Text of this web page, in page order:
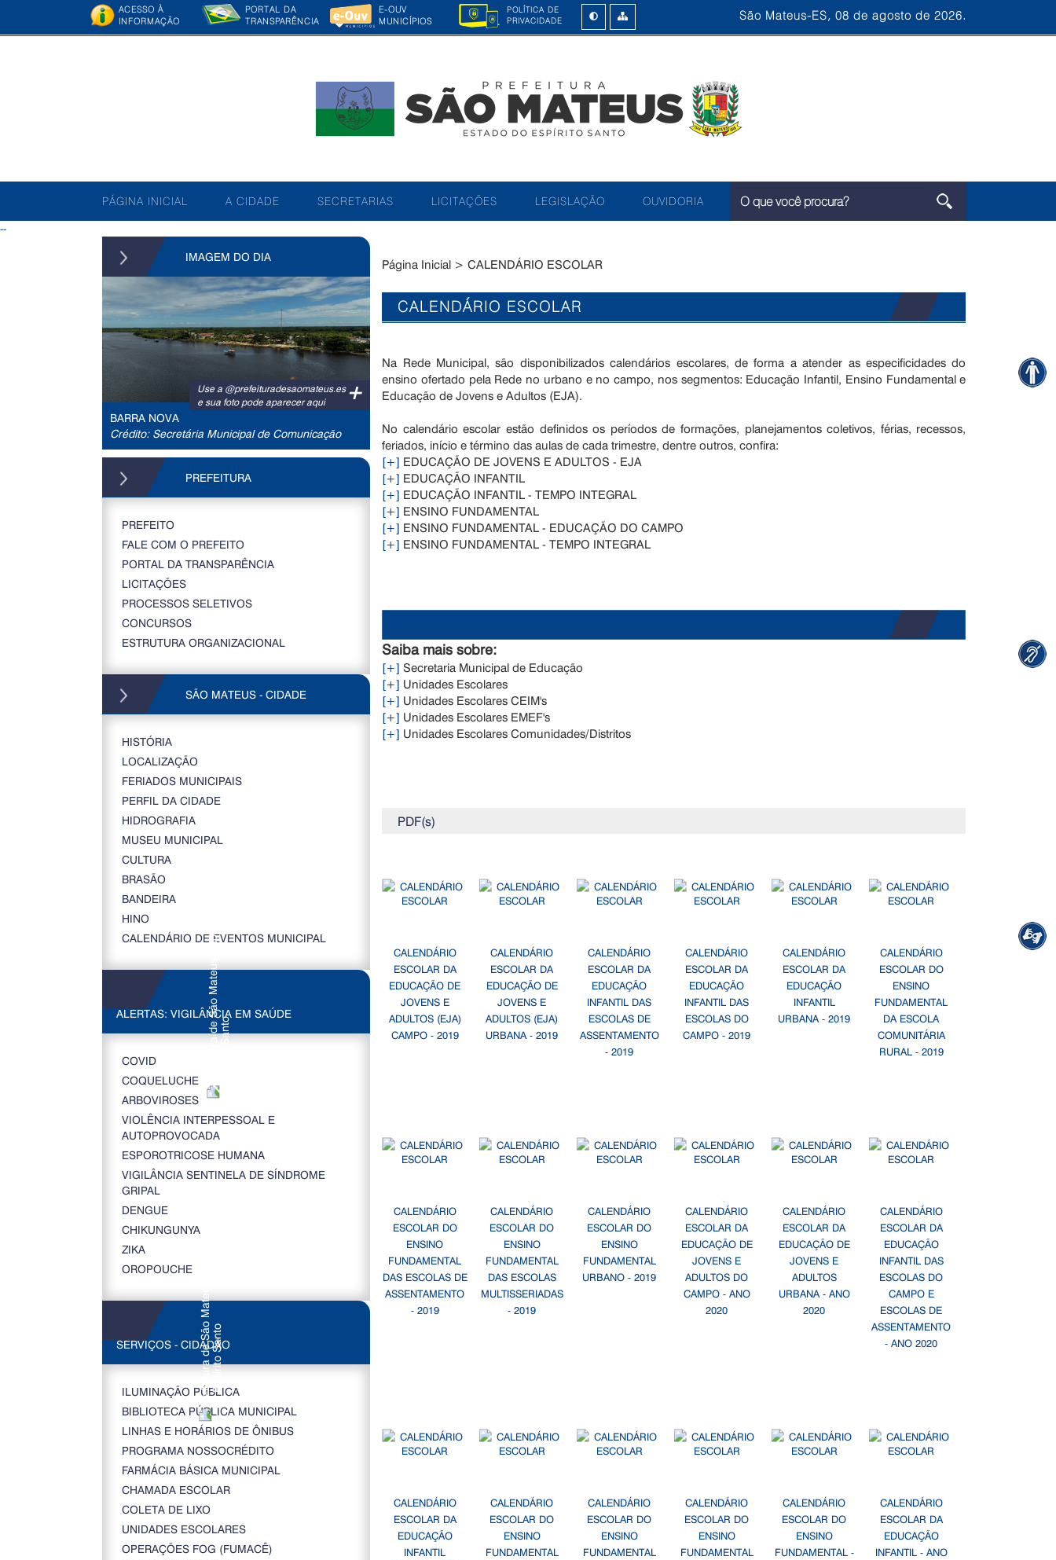
ACESSO À
INFORMAÇÃO
PORTAL DA
TRANSPARÊNCIA
E-OUV
MUNICÍPIOS
POLÍTICA DE
PRIVACIDADE
São Mateus-ES, 08 de agosto de 2026.
PÁGINA INICIAL A CIDADE SECRETARIAS LICITAÇÕES LEGISLAÇÃO OUVIDORIA
--
IMAGEM DO DIA
+
Use a @prefeituradesaomateus.es
e sua foto pode aparecer aqui
BARRA NOVA
Crédito: Secretária Municipal de Comunicação
PREFEITURA
PREFEITO
FALE COM O PREFEITO
PORTAL DA TRANSPARÊNCIA
LICITAÇÕES
PROCESSOS SELETIVOS
CONCURSOS
ESTRUTURA ORGANIZACIONAL
SÃO MATEUS - CIDADE
HISTÓRIA
LOCALIZAÇÃO
FERIADOS MUNICIPAIS
PERFIL DA CIDADE
HIDROGRAFIA
MUSEU MUNICIPAL
CULTURA
BRASÃO
BANDEIRA
HINO
CALENDÁRIO DE EVENTOS MUNICIPAL
ALERTAS: VIGILÂNCIA EM SAÚDE
COVID
COQUELUCHE
ARBOVIROSES
VIOLÊNCIA INTERPESSOAL E
AUTOPROVOCADA
ESPOROTRICOSE HUMANA
VIGILÂNCIA SENTINELA DE SÍNDROME
GRIPAL
DENGUE
CHIKUNGUNYA
ZIKA
OROPOUCHE
SERVIÇOS - CIDADÃO
ILUMINAÇÃO PÚBLICA
BIBLIOTECA PÚBLICA MUNICIPAL
LINHAS E HORÁRIOS DE ÔNIBUS
PROGRAMA NOSSOCRÉDITO
FARMÁCIA BÁSICA MUNICIPAL
CHAMADA ESCOLAR
COLETA DE LIXO
UNIDADES ESCOLARES
OPERAÇÕES FOG (FUMACÊ)
Página Inicial > CALENDÁRIO ESCOLAR
CALENDÁRIO ESCOLAR
Na Rede Municipal, são disponibilizados calendários escolares, de forma a atender as especificidades do
ensino ofertado pela Rede no urbano e no campo, nos segmentos: Educação Infantil, Ensino Fundamental e
Educação de Jovens e Adultos (EJA).
No calendário escolar estão definidos os períodos de formações, planejamentos coletivos, férias, recessos,
feriados, início e término das aulas de cada trimestre, dentre outros, confira:
[+] EDUCAÇÃO DE JOVENS E ADULTOS - EJA
[+] EDUCAÇÃO INFANTIL
[+] EDUCAÇÃO INFANTIL - TEMPO INTEGRAL
[+] ENSINO FUNDAMENTAL
[+] ENSINO FUNDAMENTAL - EDUCAÇÃO DO CAMPO
[+] ENSINO FUNDAMENTAL - TEMPO INTEGRAL
Saiba mais sobre:
[+] Secretaria Municipal de Educação
[+] Unidades Escolares
[+] Unidades Escolares CEIM's
[+] Unidades Escolares EMEF's
[+] Unidades Escolares Comunidades/Distritos
PDF(s)
CALENDÁRIO
ESCOLAR DA
EDUCAÇÃO DE
JOVENS E
ADULTOS (EJA)
CAMPO - 2019
CALENDÁRIO
ESCOLAR DA
EDUCAÇÃO DE
JOVENS E
ADULTOS (EJA)
URBANA - 2019
CALENDÁRIO
ESCOLAR DA
EDUCAÇÃO
INFANTIL DAS
ESCOLAS DE
ASSENTAMENTO
- 2019
CALENDÁRIO
ESCOLAR DA
EDUCAÇÃO
INFANTIL DAS
ESCOLAS DO
CAMPO - 2019
CALENDÁRIO
ESCOLAR DA
EDUCAÇÃO
INFANTIL
URBANA - 2019
CALENDÁRIO
ESCOLAR DO
ENSINO
FUNDAMENTAL
DA ESCOLA
COMUNITÁRIA
RURAL - 2019
CALENDÁRIO
ESCOLAR DO
ENSINO
FUNDAMENTAL
DAS ESCOLAS DE
ASSENTAMENTO
- 2019
CALENDÁRIO
ESCOLAR DO
ENSINO
FUNDAMENTAL
DAS ESCOLAS
MULTISSERIADAS
- 2019
CALENDÁRIO
ESCOLAR DO
ENSINO
FUNDAMENTAL
URBANO - 2019
CALENDÁRIO
ESCOLAR DA
EDUCAÇÃO DE
JOVENS E
ADULTOS DO
CAMPO - ANO
2020
CALENDÁRIO
ESCOLAR DA
EDUCAÇÃO DE
JOVENS E
ADULTOS
URBANA - ANO
2020
CALENDÁRIO
ESCOLAR DA
EDUCAÇÃO
INFANTIL DAS
ESCOLAS DO
CAMPO E
ESCOLAS DE
ASSENTAMENTO
- ANO 2020
CALENDÁRIO
ESCOLAR DA
EDUCAÇÃO
INFANTIL
CALENDÁRIO
ESCOLAR DO
ENSINO
FUNDAMENTAL
CALENDÁRIO
ESCOLAR DO
ENSINO
FUNDAMENTAL
CALENDÁRIO
ESCOLAR DO
ENSINO
FUNDAMENTAL
CALENDÁRIO
ESCOLAR DO
ENSINO
FUNDAMENTAL -
CALENDÁRIO
ESCOLAR DA
EDUCAÇÃO
INFANTIL - ANO